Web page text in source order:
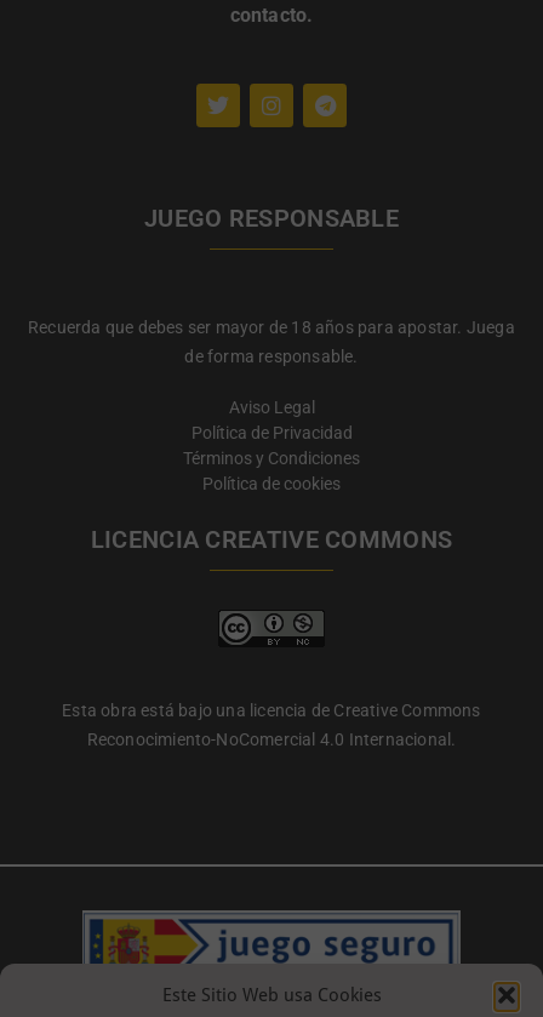
Este Sitio Web usa Cookies
contacto.
JUEGO RESPONSABLE
Recuerda que debes ser mayor de 18 años para apostar. Juega
de forma responsable.
Aviso Legal
Política de Privacidad
Términos y Condiciones
Política de cookies
LICENCIA CREATIVE COMMONS
Esta obra está bajo una licencia de Creative Commons
Reconocimiento-NoComercial 4.0 Internacional.